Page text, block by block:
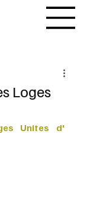
Loges
Unites d'